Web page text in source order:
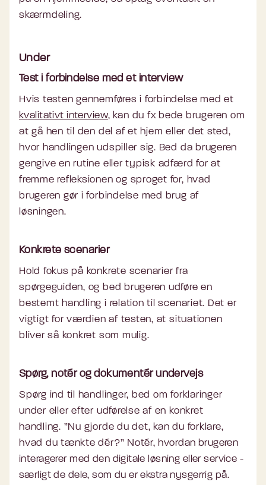
skærmdeling.
Under
Test i forbindelse med et interview
Hvis testen gennemføres i forbindelse med et
kvalitativt interview, kan du fx bede brugeren om
at gå hen til den del af et hjem eller det sted,
hvor handlingen udspiller sig. Bed da brugeren
gengive en rutine eller typisk adfærd for at
fremme refleksionen og sproget for, hvad
brugeren gør i forbindelse med brug af
løsningen.
Konkrete scenarier
Hold fokus på konkrete scenarier fra
spørgeguiden, og bed brugeren udføre en
bestemt handling i relation til scenariet. Det er
vigtigt for værdien af testen, at situationen
bliver så konkret som mulig.
Spørg, notér og dokumentér undervejs
Spørg ind til handlinger, bed om forklaringer
under eller efter udførelse af en konkret
handling. ”Nu gjorde du det, kan du forklare,
hvad du tænkte dér?” Notér, hvordan brugeren
interagerer med den digitale løsning eller service -
særligt de dele, som du er ekstra nysgerrig på.